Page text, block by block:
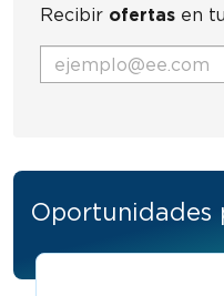
Recibir ofertas en
Oportunidades